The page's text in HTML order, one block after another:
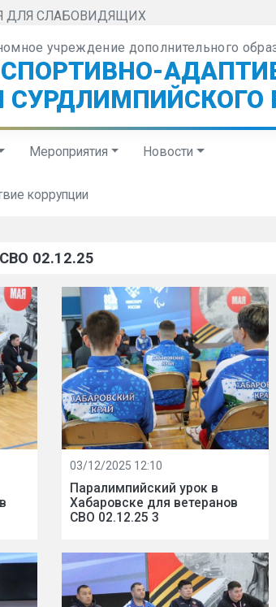
ДЛЯ СЛАБОВИДЯЩИХ
учреждение дополнительного
СПОРТИВНО-
Мероприятия Новости
коррупции
02.12.25
03/12/2025 12:10
Паралимпийский урок в
Хабаровске для ветеранов
СВО 02.12.25 3